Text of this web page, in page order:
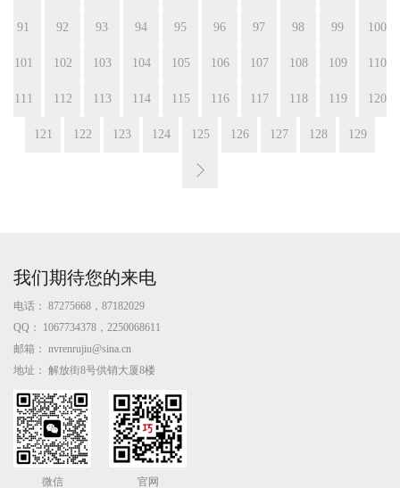
91 92 93 94 95 96 97 98 99 100
101 102 103 104 105 106 107 108 109 110
111 112 113 114 115 116 117 118 119 120
121 122 123 124 125 126 127 128 129
我们期待您的来电
电话： 87275668，87182029
QQ：
1067734378，2250068611
邮箱： nvrenrujiu@sina.cn
地址： 解放街8号供销大厦8楼
微信 官网